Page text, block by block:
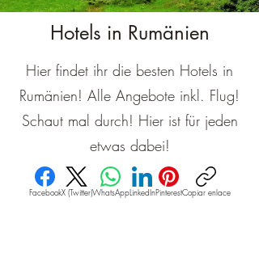
Hotels in Rumänien
Hier findet ihr die besten Hotels in
Rumänien! Alle Angebote inkl. Flug!
Schaut mal durch! Hier ist für jeden
etwas dabei!
FacebookX (Twitter)WhatsAppLinkedInPinterestCopiar enlace